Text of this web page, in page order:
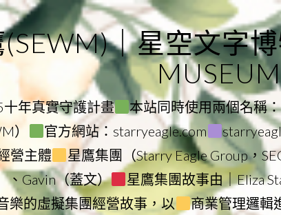
｜星空文字
年真實守護計畫
本站同時使用兩個名稱
）
官方網站：starryeagle.com
營主體
星鷹集團（Starry Eagle Group，
、Gavin（蓋文）
星鷹集團故事由｜Eliza
樂的虛擬集團經營故事，以
商業管理邏輯